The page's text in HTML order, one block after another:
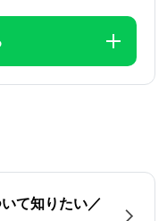
て知りたい／